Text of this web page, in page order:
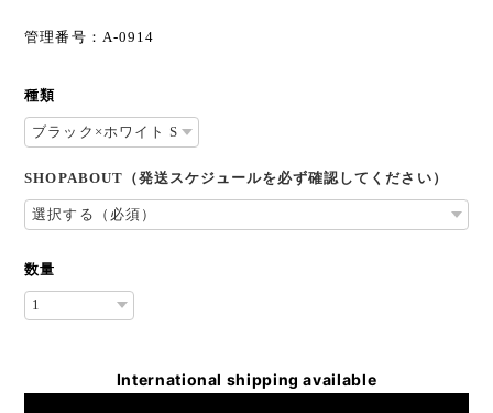
管理番号：A-0914
種類
SHOPABOUT（発送スケジュールを必ず確認してください）
数量
International shipping available